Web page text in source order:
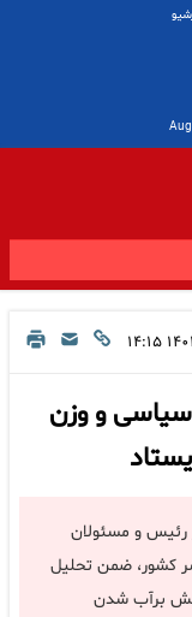
و وزن
رئیس و مسئولان
کشور، ضمن تحلیل
برآب شدن